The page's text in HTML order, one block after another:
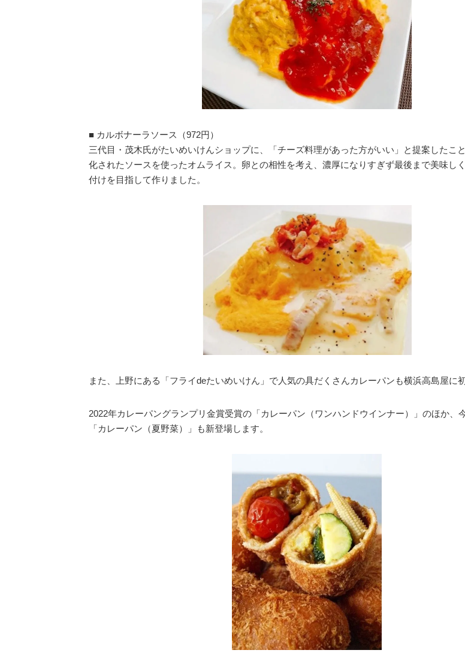
■ カルボナーラソース（972円）
三代目・茂木氏がたいめいけんショップに、「チーズ料理があった方がいい」と提案したこ
化されたソースを使ったオムライス。卵との相性を考え、濃厚になりすぎず最後まで美味し
付けを目指して作りました。
また、上野にある「フライdeたいめいけん」で人気の具だくさんカレーパンも横浜高島屋に
2022年カレーパングランプリ金賞受賞の「カレーパン（ワンハンドウインナー）」のほか、
「カレーパン（夏野菜）」も新登場します。